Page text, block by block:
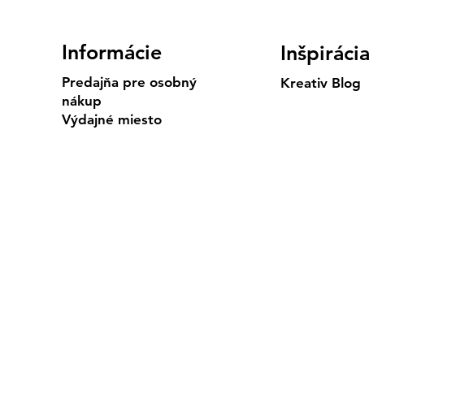
Informácie
Predajňa pre osobný
nákup
Výdajné miesto
Inšpirácia
Kreativ Blog